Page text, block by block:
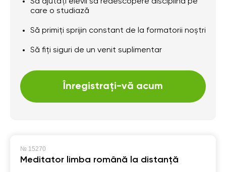
care o studiază
Să primiți sprijin constant de la formatorii noștri
Să fiți siguri de un venit suplimentar
Înregistrați-vă acum
№ 15270
Meditator limba română la distanță